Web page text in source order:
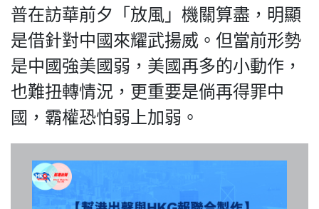
我們的立場
登記支持
普在訪華前夕「放風」機關算盡，明顯
是借針對中國來耀武揚威。但當前形勢
是中國強美國弱，美國再多的小動作，
也難扭轉情況，更重要是倘再得罪中
國，霸權恐怕弱上加弱。